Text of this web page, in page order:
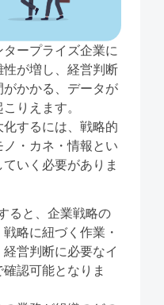
ープライズ企業に
が増し、経営判断
かかる、データが
りえます。
するには、戦略的
・カネ・情報とい
いく必要がありま
ると、企業戦略の
略に紐づく作業・
営判断に必要なイ
認可能となりま